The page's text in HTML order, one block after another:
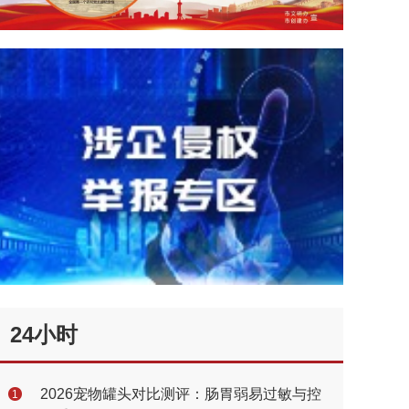
24小时
1
2026宠物罐头对比测评：肠胃弱易过敏与控